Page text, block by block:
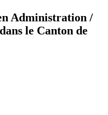
Administration /
le Canton de